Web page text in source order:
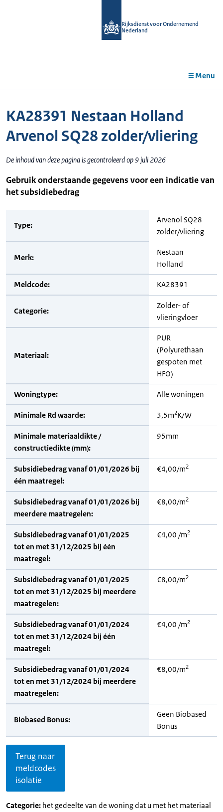
Rijksdienst voor Ondernemend
Nederland
Menu
KA28391 Nestaan Holland
Arvenol SQ28 zolder/vliering
De inhoud van deze pagina is gecontroleerd op 9 juli 2026
Gebruik onderstaande gegevens voor een indicatie van
het subsidiebedrag
Type:
Arvenol SQ28
zolder/vliering
Merk:
Nestaan
Holland
Meldcode: KA28391
Categorie:
Zolder- of
vlieringvloer
Materiaal:
PUR
(Polyurethaan
gespoten met
HFO)
Woningtype: Alle woningen
Minimale Rd waarde: 3,5m2K/W
Minimale materiaaldikte /
constructiedikte (mm):
95mm
Subsidiebedrag vanaf 01/01/2026 bij
één maatregel:
€4,00/m2
Subsidiebedrag vanaf 01/01/2026 bij
meerdere maatregelen:
€8,00/m2
Subsidiebedrag vanaf 01/01/2025
tot en met 31/12/2025 bij één
maatregel:
€4,00 /m2
Subsidiebedrag vanaf 01/01/2025
tot en met 31/12/2025 bij meerdere
maatregelen:
€8,00/m2
Subsidiebedrag vanaf 01/01/2024
tot en met 31/12/2024 bij één
maatregel:
€4,00 /m2
Subsidiebedrag vanaf 01/01/2024
tot en met 31/12/2024 bij meerdere
maatregelen:
€8,00/m2
Biobased Bonus:
Geen Biobased
Bonus
Terug naar
meldcodes
isolatie
Categorie: het gedeelte van de woning dat u met het materiaal